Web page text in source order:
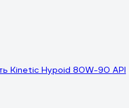
Kinetic Hypoid 80W-90 API